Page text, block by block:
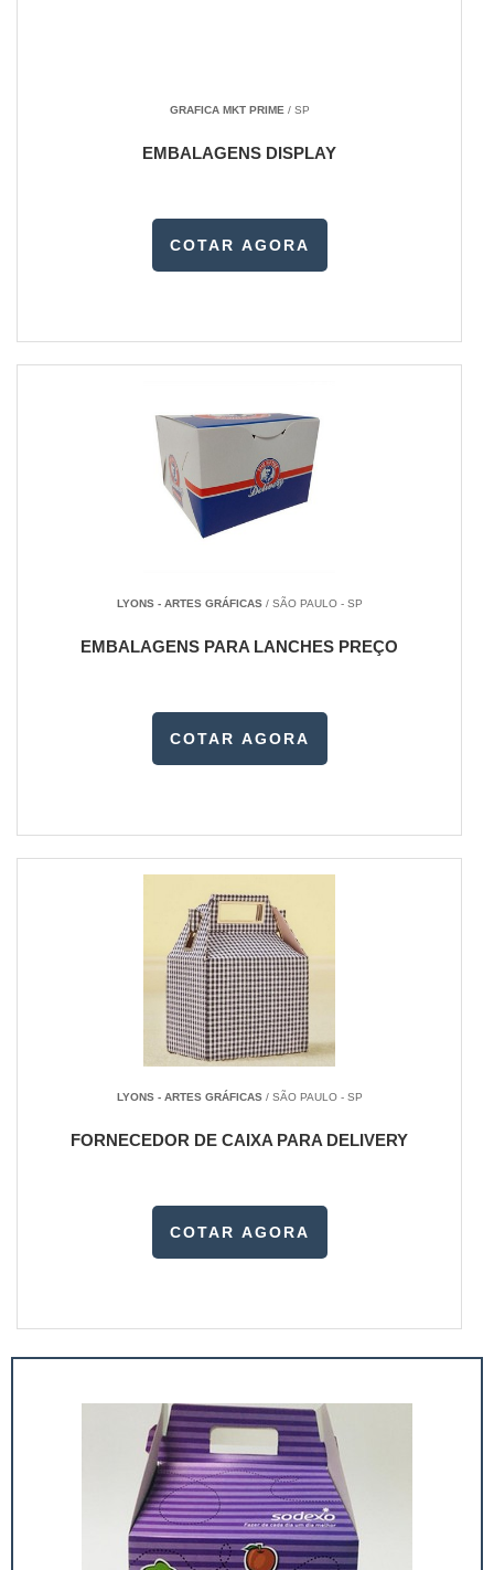
GRAFICA MKT PRIME/ SP
EMBALAGENS DISPLAY
COTAR AGORA
LYONS - ARTES GRÁFICAS/ SÃO PAULO - SP
EMBALAGENS PARA LANCHES PREÇO
COTAR AGORA
LYONS - ARTES GRÁFICAS/ SÃO PAULO - SP
FORNECEDOR DE CAIXA PARA DELIVERY
COTAR AGORA